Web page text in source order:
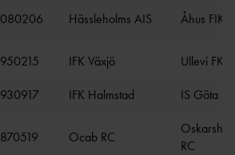
080206 Hässleholms AIS Åhus FIK
950215 IFK Växjö
Ullevi FK
930917 IFK Halmstad
IS Göta
870519 Ocab RC
RC